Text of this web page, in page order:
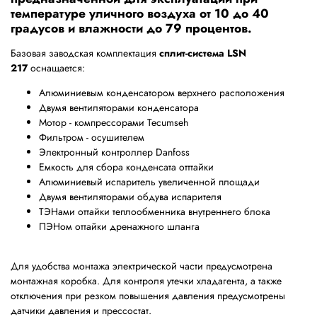
температуре уличного воздуха от 10 до 40
градусов и влажности до 79 процентов.
Базовая заводская комплектация сплит-система LSN
217оснащается:
Алюминиевым конденсатором верхнего расположения
Двумя вентиляторами конденсатора
Мотор - компрессорами Tecumseh
Фильтром - осушителем
Электронный контроллер Danfoss
Емкость для сбора конденсата отттайки
Алюминиевый испаритель увеличенной площади
Двумя вентиляторами обдува испарителя
ТЭНами оттайки теплообменника внутреннего блока
ПЭНом оттайки дренажного шланга
Для удобства монтажа электрической части предусмотрена
монтажная коробка. Для контроля утечки хладагента, а также
отключения при резком повышения давления предусмотрены
датчики давления и прессостат.